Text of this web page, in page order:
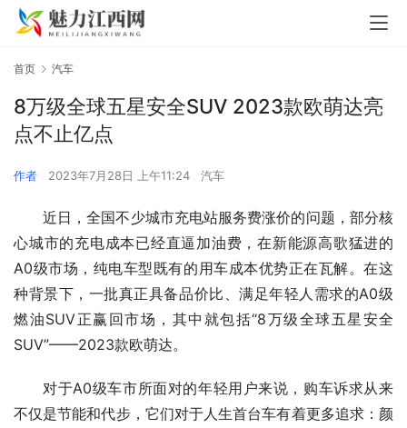
首页 汽车
8万级全球五星安全SUV 2023款欧萌达亮
点不止亿点
作者 2023年7月28日 上午11:24 汽车
近日，全国不少城市充电站服务费涨价的问题，部分核
心城市的充电成本已经直逼加油费，在新能源高歌猛进的
A0级市场，纯电车型既有的用车成本优势正在瓦解。在这
种背景下，一批真正具备品价比、满足年轻人需求的A0级
燃油SUV正赢回市场，其中就包括“8万级全球五星安全
SUV”——2023款欧萌达。
对于A0级车市所面对的年轻用户来说，购车诉求从来
不仅是节能和代步，它们对于人生首台车有着更多追求：颜